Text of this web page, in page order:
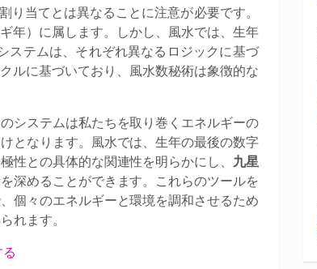
当てとは異なることに注意が必要です。
ギ年）に属します。しかし、風水では、生年
ステムは、それぞれ異なるロジックに基づ
ルに基づいており、風水数秘術は象徴的な
システムは私たちを取り巻くエネルギーの
となります。風水では、生年の最後の数字
性との具体的な関連性を明らかにし、 九星
深めることができます。これらのツールを
個々のエネルギーと環境を調和させるため
れます。